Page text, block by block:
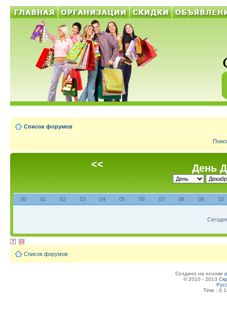
Список форумов
<< День
00 01 02 03 04 05 06 07 08 09 10
Список форумов
Создано на основе
© 2010 - 2013
Time :